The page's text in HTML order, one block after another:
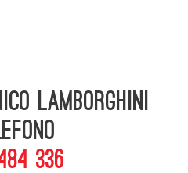
Lamborghini
336